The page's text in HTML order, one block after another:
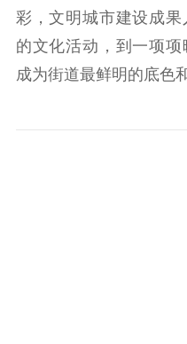
彩，文明城市建设成
的文化活动，到一项
成为街道最鲜明的底色